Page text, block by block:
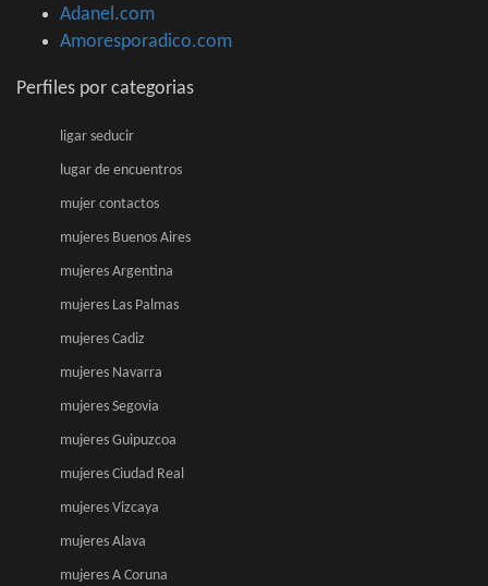
Adanel.com
Amoresporadico.com
Perfiles por categorias
ligar seducir
lugar de encuentros
mujer contactos
mujeres Buenos Aires
mujeres Argentina
mujeres Las Palmas
mujeres Cadiz
mujeres Navarra
mujeres Segovia
mujeres Guipuzcoa
mujeres Ciudad Real
mujeres Vizcaya
mujeres Alava
mujeres A Coruna